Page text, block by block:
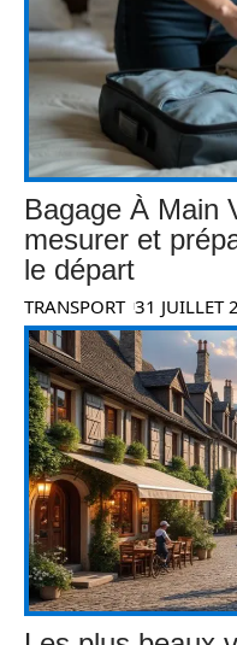
Bagage À Main
mesurer et
le départ
TRANSPORT 31 JUILLET